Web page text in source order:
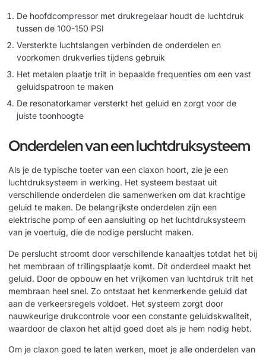
De hoofdcompressor met drukregelaar houdt de luchtdruk
tussen de 100-150 PSI
Versterkte luchtslangen verbinden de onderdelen en
voorkomen drukverlies tijdens gebruik
Het metalen plaatje trilt in bepaalde frequenties om een vast
geluidspatroon te maken
De resonatorkamer versterkt het geluid en zorgt voor de
juiste toonhoogte
Onderdelen van een luchtdruksysteem
Als je de typische toeter van een claxon hoort, zie je een
luchtdruksysteem in werking. Het systeem bestaat uit
verschillende onderdelen die samenwerken om dat krachtige
geluid te maken. De belangrijkste onderdelen zijn een
elektrische pomp of een aansluiting op het luchtdruksysteem
van je voertuig, die de nodige perslucht maken.
De perslucht stroomt door verschillende kanaaltjes totdat het bij
het membraan of trillingsplaatje komt. Dit onderdeel maakt het
geluid. Door de opbouw en het vrijkomen van luchtdruk trilt het
membraan heel snel. Zo ontstaat het kenmerkende geluid dat
aan de verkeersregels voldoet. Het systeem zorgt door
nauwkeurige drukcontrole voor een constante geluidskwaliteit,
waardoor de claxon het altijd goed doet als je hem nodig hebt.
Om je claxon goed te laten werken, moet je alle onderdelen van